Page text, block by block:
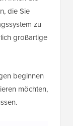
die Sie
zu
großartige
beginnen
möchten,